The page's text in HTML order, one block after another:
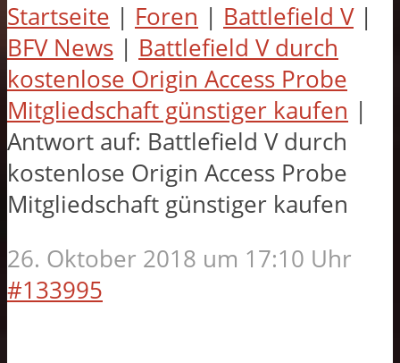
Startseite | Foren | Battlefield V |
BFV News | Battlefield V durch
kostenlose Origin Access Probe
Mitgliedschaft günstiger kaufen |
Antwort auf: Battlefield V durch
kostenlose Origin Access Probe
Mitgliedschaft günstiger kaufen
26. Oktober 2018 um 17:10 Uhr
#133995